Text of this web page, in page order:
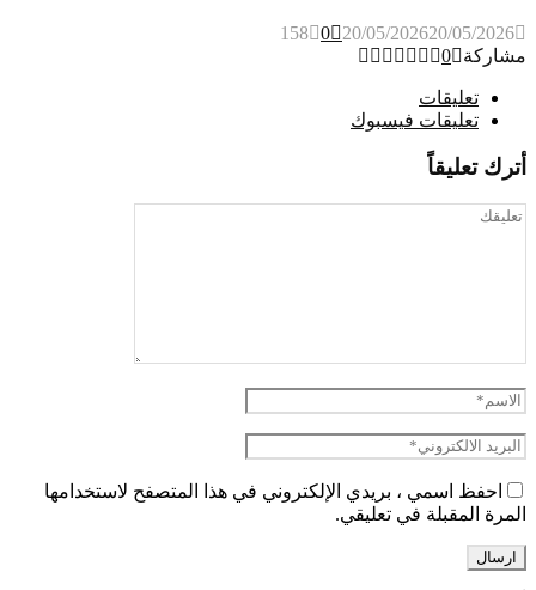
20/05/202620/05/2026
0
158
مشاركة
0
تعليقات
تعليقات فيسبوك
أترك تعليقاً
احفظ اسمي ، بريدي الإلكتروني في هذا المتصفح لاستخدامها
المرة المقبلة في تعليقي.